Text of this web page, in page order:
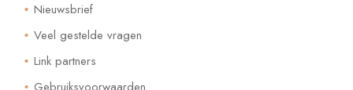
Nieuwsbrief
Veel gestelde vragen
Link partners